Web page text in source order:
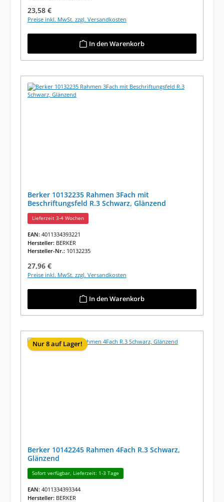
Regulärer Preis:
23,58 €
Preise inkl. MwSt. zzgl. Versandkosten
In den Warenkorb
Berker 10132235 Rahmen 3Fach mit
Beschriftungsfeld R.3 Schwarz, Glänzend
Lieferzeit 3-4 Wochen
EAN: 4011334393221
Hersteller: BERKER
Hersteller-Nr.: 10132235
Regulärer Preis:
27,96 €
Preise inkl. MwSt. zzgl. Versandkosten
In den Warenkorb
Nur 8 auf Lager!
Berker 10142245 Rahmen 4Fach R.3 Schwarz,
Glänzend
Sofort verfügbar, Lieferzeit: 1-3 Tage
EAN: 4011334393344
Hersteller: BERKER